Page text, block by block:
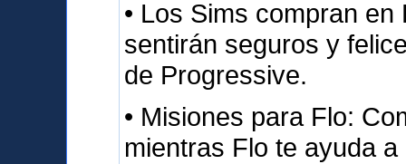
• Los Sims compran
sentirán seguros y
de Progressive.
• Misiones para Flo:
mientras Flo te ayuda